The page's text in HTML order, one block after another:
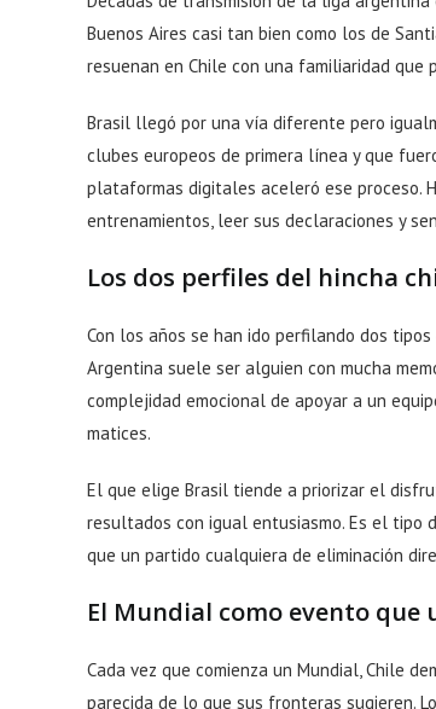
Buenos Aires casi tan bien como los de
resuenan en Chile con una familiaridad
Brasil llegó por una vía diferente pero
clubes europeos de primera línea y que
plataformas digitales aceleró ese proceso.
entrenamientos, leer sus declaraciones y
Los dos perfiles del hincha
Con los años se han ido perfilando dos
Argentina suele ser alguien con mucha
complejidad emocional de apoyar a un
matices.
El que elige Brasil tiende a priorizar el
resultados con igual entusiasmo. Es el tipo
que un partido cualquiera de eliminación
El Mundial como evento que
Cada vez que comienza un Mundial, Chile
parecida de lo que sus fronteras sugieren.